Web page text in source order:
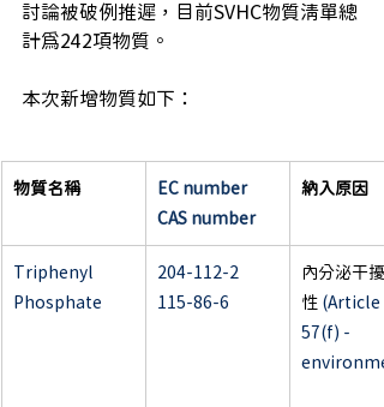
討論被破例推遲，目前SVHC物質清單總
計為242項物質。
本次新增物質如下：
物質名稱
EC number
CAS number
納入原因
Triphenyl
Phosphate
204-112-2
115-86-6
內分泌干擾
性 (Article
57(f) -